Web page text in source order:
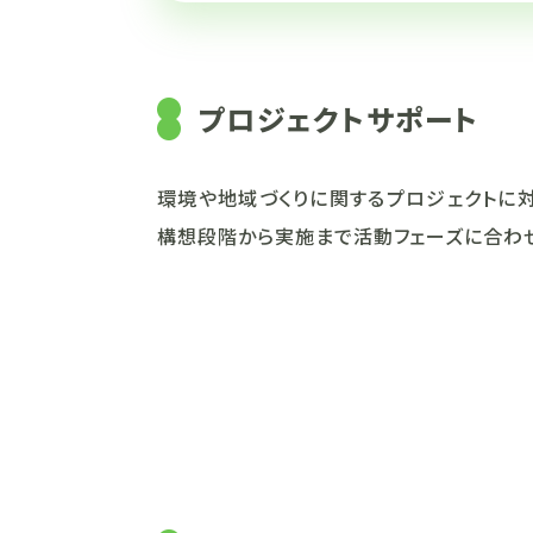
プロジェクトサポート
環境や地域づくりに関するプロジェクトに
構想段階から実施まで活動フェーズに合わ